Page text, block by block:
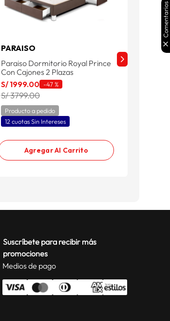
PARAISO
Paraiso Dormitorio Royal Prince
Con Cajones 2 Plazas
S/ 1999.00 -47 %
S/ 3799.00
Producto a pedido
12 cuotas Sin Intereses
Agregar Al Carrito
Suscríbete para recibir más
promociones
Medios de pago
Comentarios